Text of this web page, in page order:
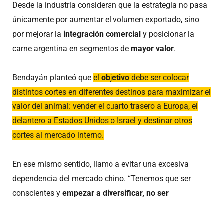
Desde la industria consideran que la estrategia no pasa
únicamente por aumentar el volumen exportado, sino
por mejorar la integración comercial y posicionar la
carne argentina en segmentos de mayor valor.
Bendayán planteó que el objetivo debe ser colocar
distintos cortes en diferentes destinos para maximizar el
valor del animal: vender el cuarto trasero a Europa, el
delantero a Estados Unidos o Israel y destinar otros
cortes al mercado interno.
En ese mismo sentido, llamó a evitar una excesiva
dependencia del mercado chino. “Tenemos que ser
conscientes y empezar a diversificar, no ser